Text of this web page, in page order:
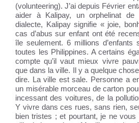
(volunteering). J’ai depuis Février
aider à Kalipay, un orphelinat
dialecte, Kalipay signifie « joie,
cas d’abus sur enfant ont été
île seulement. 6 millions d’enfants
toutes les Philippines. A certains
compte qu’il vaut mieux vivre
que dans la ville. Il y a quelque
dire. La ville est sale. Personne a
un misérable morceau de carton
incessant des voitures, de la
Y vivre dans ces rues, sans rien,
bien tristes ; et pourtant, je ne vous